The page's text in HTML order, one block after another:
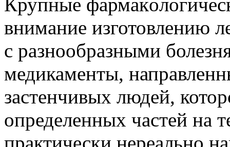
Крупныe
внимание изготовлению
с разнообразными
медикаменты,
застенчивых людей,
определенных частей на